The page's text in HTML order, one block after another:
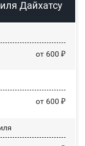
Дайхатсу
от 600 ₽
от 600 ₽